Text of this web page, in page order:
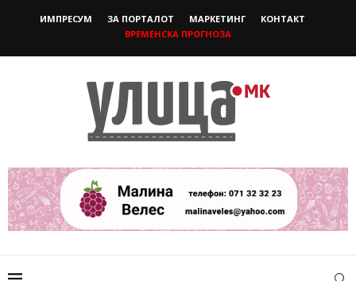
ИМПРЕСУМ ЗА ПОРТАЛОТ МАРКЕТИНГ
КОНТАКТ
ВРЕМЕНСКА ПРОГНОЗА